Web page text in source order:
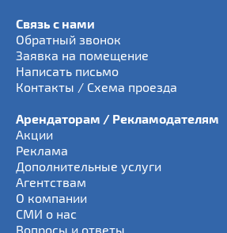
Связь с нами
Обратный звонок
Заявка на помещение
Написать письмо
Контакты / Схема проезда
Арендаторам / Рекламодателям
Акции
Реклама
Дополнительные услуги
Агентствам
О компании
СМИ о нас
Вопросы и ответы